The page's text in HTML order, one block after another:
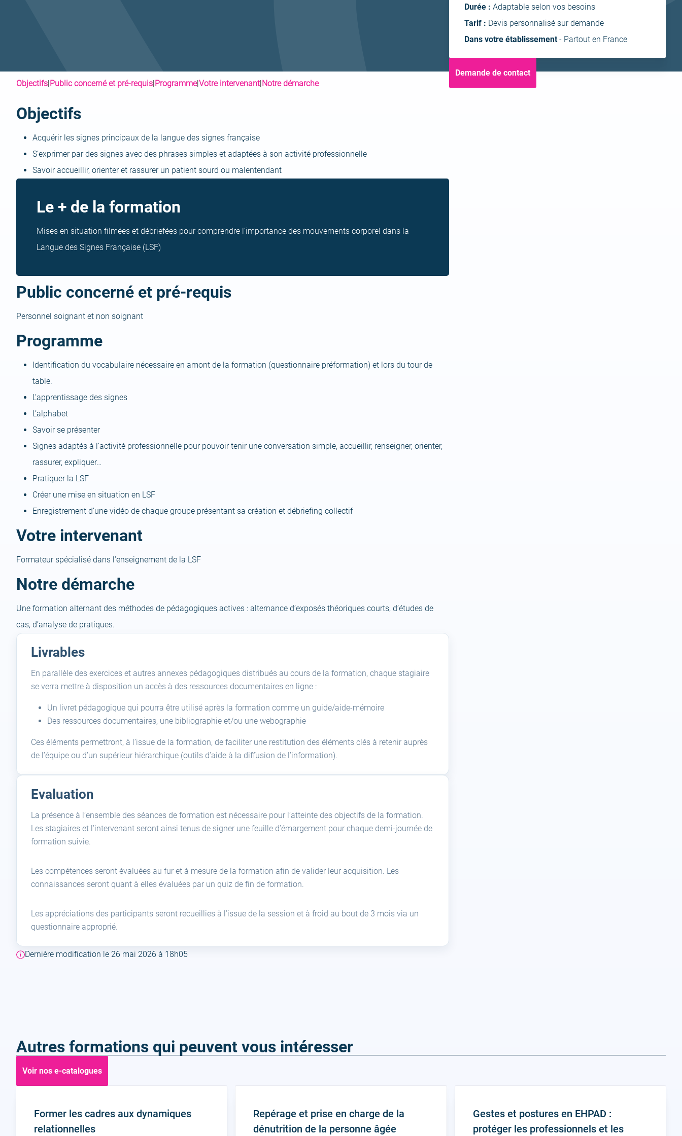
Objectifs|Public concerné et pré-requis|Programme|Votre intervenant|Notre démarche
Objectifs
Acquérir les signes principaux de la langue des signes française
S’exprimer par des signes avec des phrases simples et adaptées à son activité professionnelle
Savoir accueillir, orienter et rassurer un patient sourd ou malentendant
Le + de la formation
Mises en situation filmées et débriefées pour comprendre l’importance des mouvements corporel dans la
Langue des Signes Française (LSF)
Public concerné et pré-requis
Personnel soignant et non soignant
Programme
Identification du vocabulaire nécessaire en amont de la formation (questionnaire préformation) et lors du tour de
table.
L’apprentissage des signes
L’alphabet
Savoir se présenter
Signes adaptés à l’activité professionnelle pour pouvoir tenir une conversation simple, accueillir, renseigner, orienter,
rassurer, expliquer…
Pratiquer la LSF
Créer une mise en situation en LSF
Enregistrement d’une vidéo de chaque groupe présentant sa création et débriefing collectif
Votre intervenant
Formateur spécialisé dans l’enseignement de la LSF
Notre démarche
Une formation alternant des méthodes de pédagogiques actives : alternance d’exposés théoriques courts, d’études de
cas, d’analyse de pratiques.
Livrables
En parallèle des exercices et autres annexes pédagogiques distribués au cours de la formation, chaque stagiaire
se verra mettre à disposition un accès à des ressources documentaires en ligne :
Un livret pédagogique qui pourra être utilisé après la formation comme un guide/aide-mémoire
Des ressources documentaires, une bibliographie et/ou une webographie
Ces éléments permettront, à l’issue de la formation, de faciliter une restitution des éléments clés à retenir auprès
de l’équipe ou d’un supérieur hiérarchique (outils d’aide à la diffusion de l’information).
Evaluation
La présence à l’ensemble des séances de formation est nécessaire pour l’atteinte des objectifs de la formation.
Les stagiaires et l’intervenant seront ainsi tenus de signer une feuille d’émargement pour chaque demi-journée de
formation suivie.
Les compétences seront évaluées au fur et à mesure de la formation afin de valider leur acquisition. Les
connaissances seront quant à elles évaluées par un quiz de fin de formation.
Les appréciations des participants seront recueillies à l’issue de la session et à froid au bout de 3 mois via un
questionnaire approprié.
Durée :Adaptable selon vos besoins
Tarif : Devis personnalisé sur demande
Dans votre établissement- Partout en France
Demande de contact
Dernière modification le 26 mai 2026 à 18h05
Autres formations qui peuvent vous intéresser
Voir nos e-catalogues
Former les cadres aux dynamiques
relationnelles
Repérage et prise en charge de la
dénutrition de la personne âgée
Gestes et postures en EHPAD :
protéger les professionnels et les